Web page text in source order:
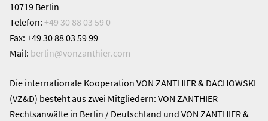
10719 Berlin
Telefon: +49 30 88 03 59 0
Fax: +49 30 88 03 59 99
Mail: berlin@vonzanthier.com
Die internationale Kooperation VON ZANTHIER & DACHOWSKI
(VZ&D) besteht aus zwei Mitgliedern: VON ZANTHIER
Rechtsanwälte in Berlin / Deutschland und VON ZANTHIER &